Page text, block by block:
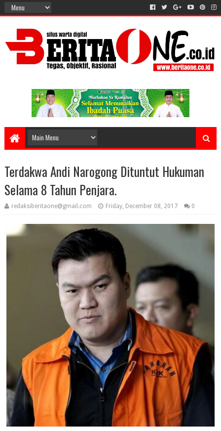
Terdakwa Andi Narogong Dituntut Hukuman
Selama 8 Tahun Penjara.
redaksiberitaone@gmail.com Friday, December 08, 2017 0